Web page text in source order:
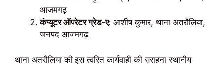
आजमगढ़
कंप्यूटर ऑपरेटर ग्रेड-ए: आशीष कुमार, थाना अतरौलिया,
जनपद आजमगढ़
थाना अतरौलिया की इस त्वरित कार्यवाही की सराहना स्थानीय